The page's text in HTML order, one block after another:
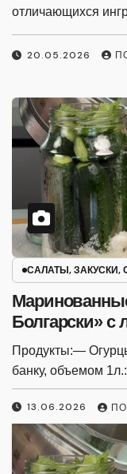
САЛАТЫ, ЗАКУСКИ,
Болгарски» с
13.06.2026
Продукты:—
банку, объемом